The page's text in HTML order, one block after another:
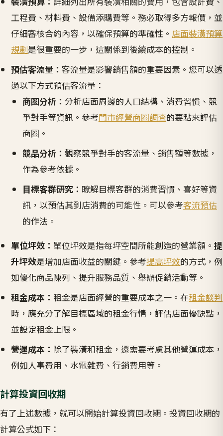
工程費、材料費、設備添購費等。務必取得多方報價，並
仔細審核合約內容，以確保預算的準確性。 店面裝潢預算
規劃是很重要的一步，這關係到後續成本的控制。
預估客流量：客流量是影響銷售額的重要因素。您可以透
過以下方式預估客流量：
商圈分析： 分析店面周邊的人口結構、消費習慣、競
爭對手等資訊。參考門市經營商圈調查的要點來評估
商圈。
競品分析： 觀察競爭對手的客流量、銷售額等數據，
作為參考依據。
目標客群研究： 瞭解目標客群的消費習慣、喜好等資
訊，以預估其到店消費的可能性。可以參考客流預估
的作法。
單位坪效： 單位坪效是指每坪空間所能創造的營業額。提
升坪效是增加店面收益的關鍵。參考提高坪效的方式，例
如優化商品陳列、提升服務品質、舉辦促銷活動等。
租金成本： 租金是店面經營的重要成本之一。在租金談判
時，應充分了解目標區域的租金行情，評估店面優缺點，
並設定租金上限。
營運成本： 除了裝潢和租金，還需要考慮其他營運成本，
例如人事費用、水電雜費、行銷費用等。
計算投資回收期
有了上述數據，就可以開始計算投資回收期。投資回收期的
計算公式如下：